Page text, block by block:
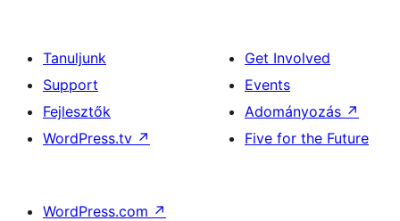
Tanuljunk
Support
Fejlesztők
WordPress.tv ↗
Get Involved
Events
Adományozás ↗
Five for the Future
WordPress.com ↗